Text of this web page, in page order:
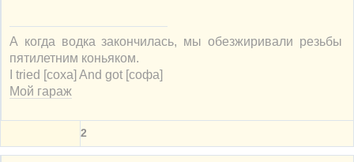
А когда водка закончилась, мы обезжиривали резьбы
пятилетним коньяком.
I tried [соха] And got [софа]
Мой гараж
2